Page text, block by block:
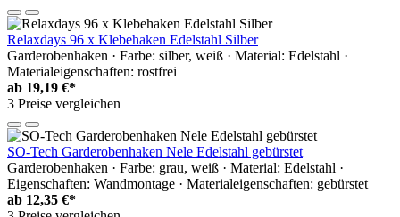
Relaxdays 96 x Klebehaken Edelstahl Silber
Garderobenhaken · Farbe: silber, weiß · Material: Edelstahl ·
Materialeigenschaften: rostfrei
ab 19,19 €*
3 Preise vergleichen
SO-Tech Garderobenhaken Nele Edelstahl gebürstet
Garderobenhaken · Farbe: grau, weiß · Material: Edelstahl ·
Eigenschaften: Wandmontage · Materialeigenschaften: gebürstet
ab 12,35 €*